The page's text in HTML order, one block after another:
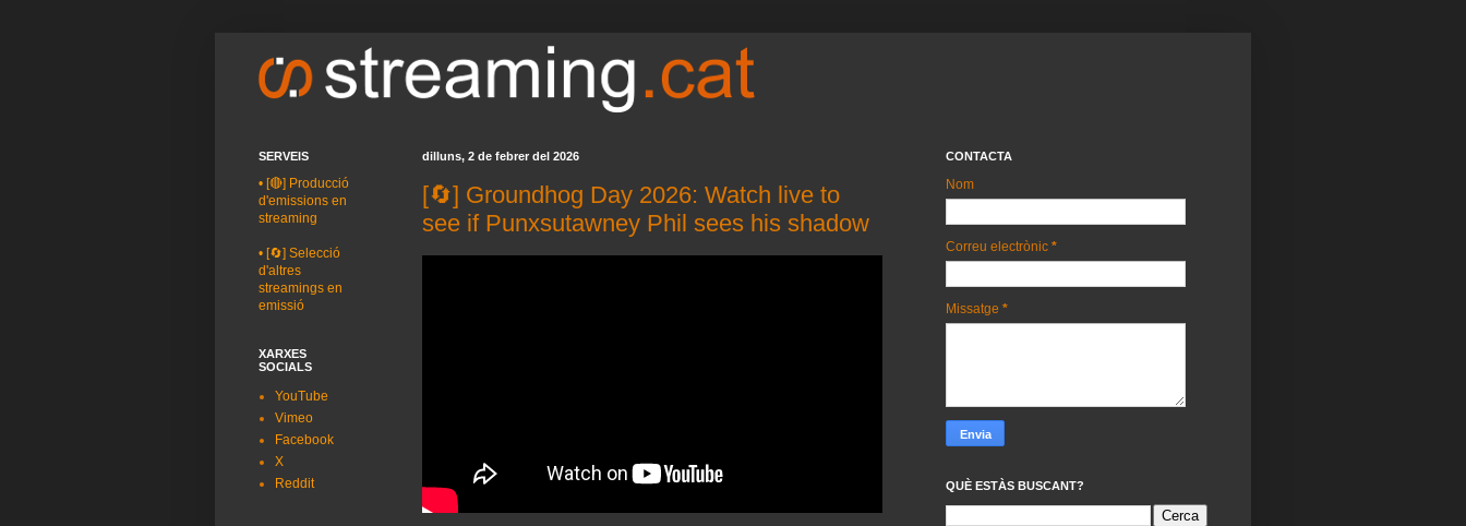
dilluns, 2 de febrer del 2026
[🔄] Groundhog Day 2026: Watch live to
see if Punxsutawney Phil sees his shadow
SERVEIS
• [🔴] Producció
d'emissions en
streaming
• [🔄] Selecció
d'altres
streamings en
emissió
XARXES
SOCIALS
YouTube
Vimeo
Facebook
X
Reddit
CONTACTA
Nom
Correu electrònic *
Missatge *
QUÈ ESTÀS BUSCANT?